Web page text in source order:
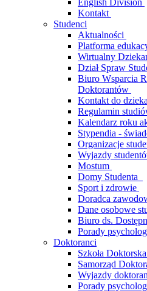
English Division
Kontakt
Studenci
Aktualności
Platforma
Wirtualny
Dział Spraw
Biuro Wsparcia
Doktorantów
Kontakt do
Regulamin
Kalendarz roku
Stypendia -
Organizacje
Wyjazdy
Mostum
Domy Studenta
Sport i zdrowie
Doradca
Dane osobowe
Biuro ds.
Porady
Doktoranci
Szkoła Doktorska
Samorząd
Wyjazdy
Porady